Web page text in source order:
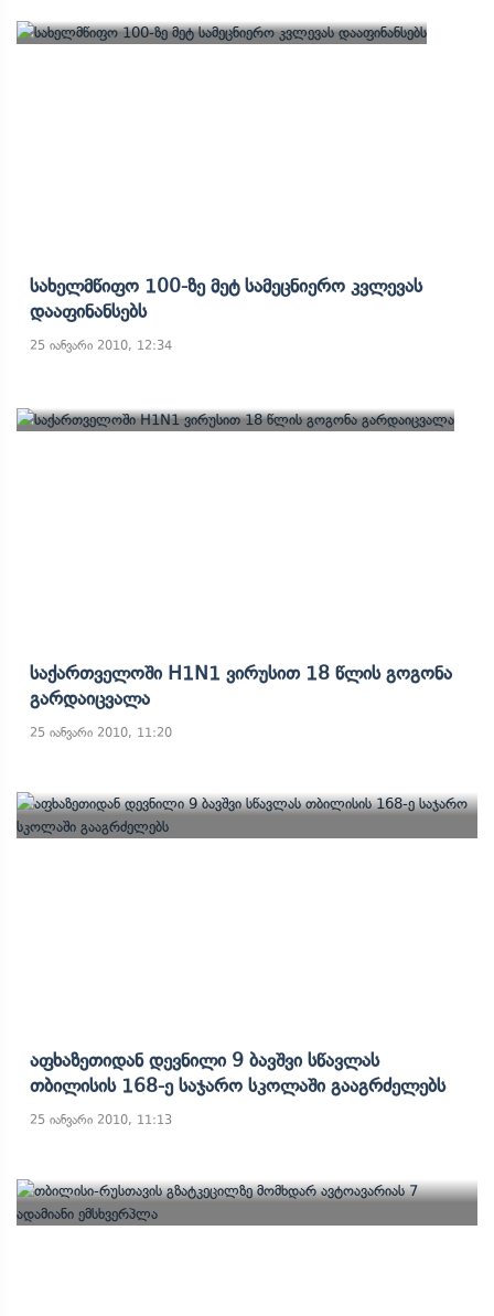
Სახელმწიფო 100-Ზე Მეტ Სამეცნიერო Კვლევას
Დააფინანსებს
25 იანვარი 2010, 12:34
Საქართველოში H1N1 Ვირუსით 18 Წლის Გოგონა
Გარდაიცვალა
25 იანვარი 2010, 11:20
Აფხაზეთიდან Დევნილი 9 Ბავშვი Სწავლას
Თბილისის 168-Ე Საჯარო Სკოლაში Გააგრძელებს
25 იანვარი 2010, 11:13